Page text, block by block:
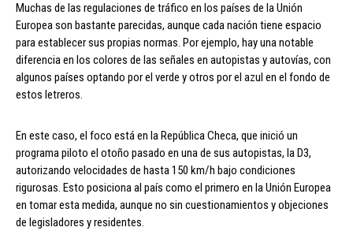
Muchas de las regulaciones de tráfico en los países de la Unión
Europea son bastante parecidas, aunque cada nación tiene espacio
para establecer sus propias normas. Por ejemplo, hay una notable
diferencia en los colores de las señales en autopistas y autovías, con
algunos países optando por el verde y otros por el azul en el fondo de
estos letreros.
En este caso, el foco está en la República Checa, que inició un
programa piloto el otoño pasado en una de sus autopistas, la D3,
autorizando velocidades de hasta 150 km/h bajo condiciones
rigurosas. Esto posiciona al país como el primero en la Unión Europea
en tomar esta medida, aunque no sin cuestionamientos y objeciones
de legisladores y residentes.